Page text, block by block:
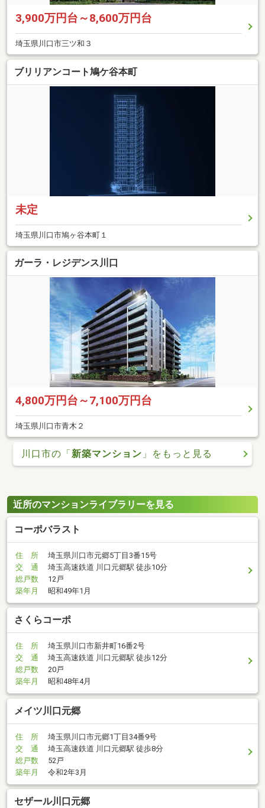
3,900万円台～8,600万円台
埼玉県川口市三ツ和３
ブリリアンコート鳩ケ谷本町
未定
埼玉県川口市鳩ヶ谷本町１
ガーラ・レジデンス川口
4,800万円台～7,100万円台
埼玉県川口市青木２
川口市の「新築マンション 」をもっと見る
近所のマンションライブラリーを見る
コーポバラスト
住 所
埼玉県川口市元郷5丁目3番15号
交 通
埼玉高速鉄道 川口元郷駅 徒歩10分
総戸数
12戸
築年月
昭和49年1月
さくらコーポ
住 所
埼玉県川口市新井町16番2号
交 通
埼玉高速鉄道 川口元郷駅 徒歩12分
総戸数
20戸
築年月
昭和48年4月
メイツ川口元郷
住 所
埼玉県川口市元郷1丁目34番9号
交 通
埼玉高速鉄道 川口元郷駅 徒歩8分
総戸数
52戸
築年月
令和2年3月
セザール川口元郷